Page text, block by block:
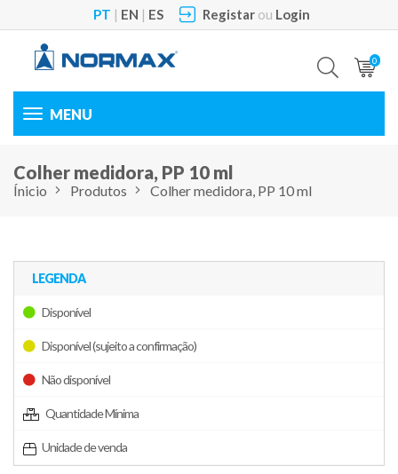
PT | EN | ES Registarou Login
0
Toggle
Colher medidora, PP 10 ml
Ínicio Produtos Colher medidora, PP 10 ml
LEGENDA
Disponível
Disponível (sujeito a confirmação)
Não disponível
Quantidade Mínima
Unidade de venda